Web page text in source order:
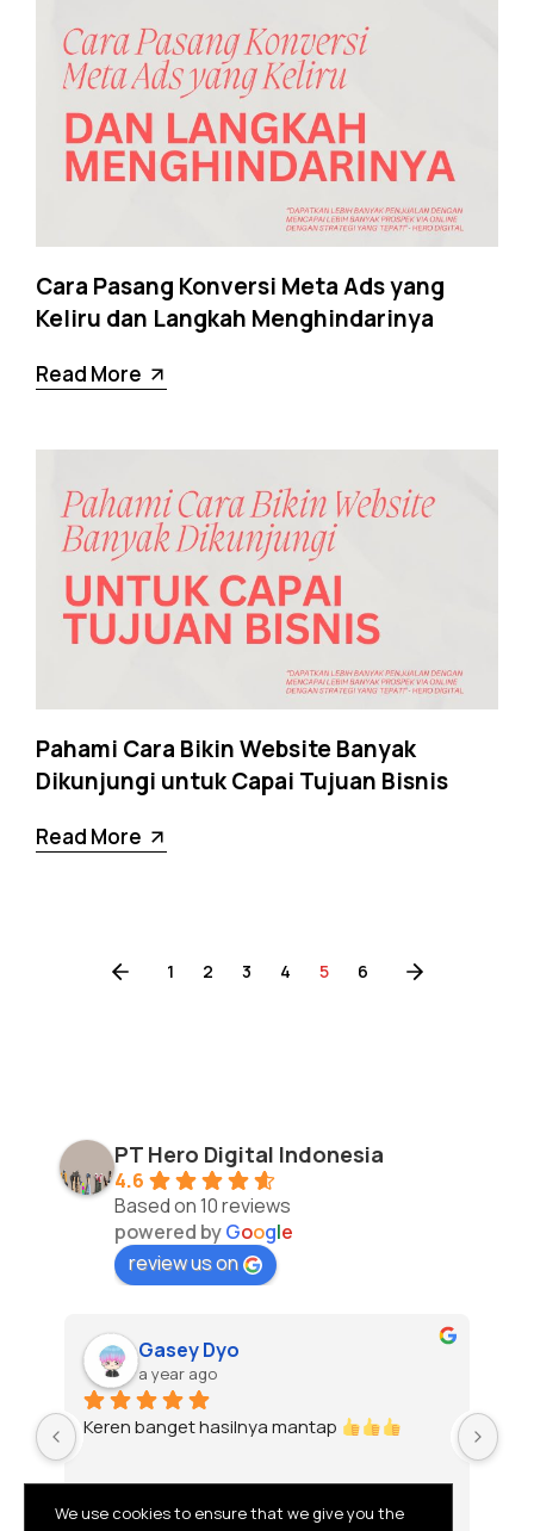
Cara Pasang Konversi Meta Ads yang
Keliru dan Langkah Menghindarinya
Read More
Pahami Cara Bikin Website Banyak
Dikunjungi untuk Capai Tujuan Bisnis
Read More
1 2 3 4 5 6
PT Hero Digital Indonesia
4.6
Based on 10 reviews
powered byGoogle
review us on
Gasey Dyo
a year ago
Keren banget hasilnya mantap
We use cookies to ensure that we give you the